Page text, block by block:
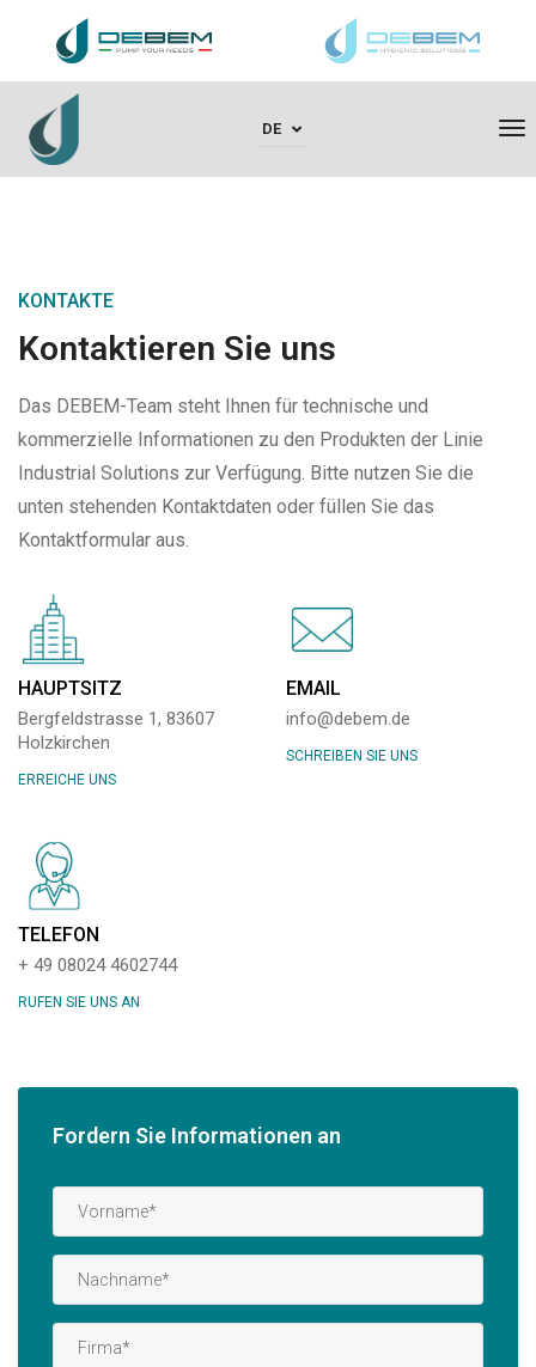
DE
KONTAKTE
Kontaktieren Sie uns
Das DEBEM-Team steht Ihnen für technische und
kommerzielle Informationen zu den Produkten der Linie
Industrial Solutions zur Verfügung. Bitte nutzen Sie die
unten stehenden Kontaktdaten oder füllen Sie das
Kontaktformular aus.
HAUPTSITZ
Bergfeldstrasse 1, 83607
Holzkirchen
ERREICHE UNS
EMAIL
info@debem.de
SCHREIBEN SIE UNS
TELEFON
+ 49 08024 4602744
RUFEN SIE UNS AN
Fordern Sie Informationen an